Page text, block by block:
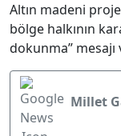
Altın madeni
bölge halkının
dokunma” mesajı
Millet